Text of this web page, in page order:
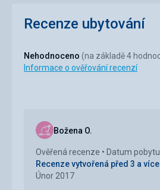
Recenze ubytování
Nehodnoceno (na základě 4
Informace o ověřování recenzí
Božena O.
Ověřená recenze
Datum
Recenze vytvořená před 3 a
Únor 2017